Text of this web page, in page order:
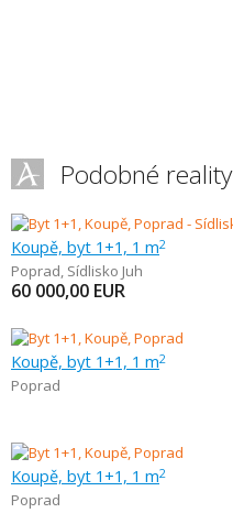
Podobné reality
Koupě, byt 1+1, 1 m2
Poprad, Sídlisko Juh
60 000,00 EUR
Koupě, byt 1+1, 1 m2
Poprad
Koupě, byt 1+1, 1 m2
Poprad